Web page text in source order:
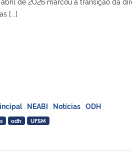
[...]
NEABI Notícias ODH
odh UFSM